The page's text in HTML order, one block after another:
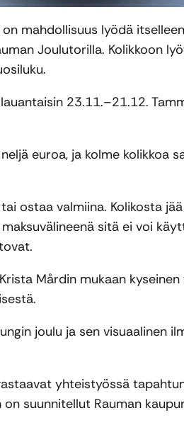
mahdollisuus lyödä
Joulutorilla. Kolikkoon
23.11.–21.12.
euroa, ja kolme kolikkoa
ostaa valmiina. Kolikosta
sitä ei voi
Mårdin mukaan
joulu ja sen visuaalinen
yhteistyössä
suunnitellut Rauman